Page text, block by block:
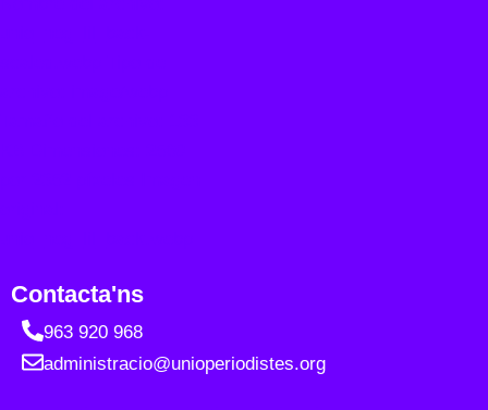
Contacta'ns
963 920 968
administracio@unioperiodistes.org